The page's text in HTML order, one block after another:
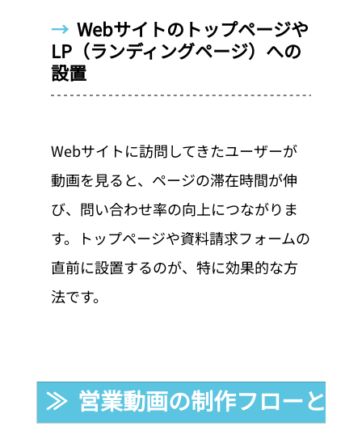
→ Webサイトのトップページや
LP（ランディングページ）への
設置
Webサイトに訪問してきたユーザーが
動画を見ると、ページの滞在時間が伸
び、問い合わせ率の向上につながりま
す。トップページや資料請求フォームの
直前に設置するのが、特に効果的な方
法です。
≫  営業動画の制作フローと期